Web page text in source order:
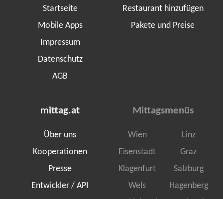
Startseite
Mobile Apps
Impressum
Datenschutz
AGB
Restaurant hinzufügen
Pakete und Preise
mittag.at
Über uns
Kooperationen
Presse
Entwickler / API
Mittagsmenüs
Wien
Linz
Eisenstadt
Graz
Klagenfurt
Salzburg
Wels
Hagenberg